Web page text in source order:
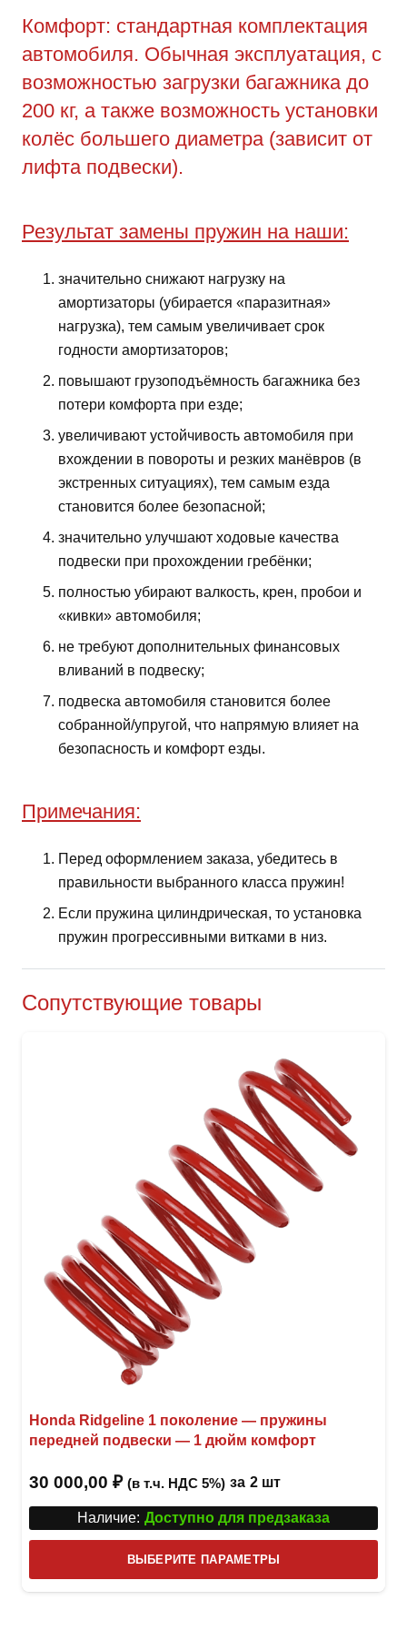
Комфорт: стандартная комплектация
автомобиля. Обычная эксплуатация, с
возможностью загрузки багажника до
200 кг, а также возможность установки
колёс большего диаметра (зависит от
лифта подвески).
Результат замены пружин на наши:
значительно снижают нагрузку на
амортизаторы (убирается «паразитная»
нагрузка), тем самым увеличивает срок
годности амортизаторов;
повышают грузоподъёмность багажника без
потери комфорта при езде;
увеличивают устойчивость автомобиля при
вхождении в повороты и резких манёвров (в
экстренных ситуациях), тем самым езда
становится более безопасной;
значительно улучшают ходовые качества
подвески при прохождении гребёнки;
полностью убирают валкость, крен, пробои и
«кивки» автомобиля;
не требуют дополнительных финансовых
вливаний в подвеску;
подвеска автомобиля становится более
собранной/упругой, что напрямую влияет на
безопасность и комфорт езды.
Примечания:
Перед оформлением заказа, убедитесь в
правильности выбранного класса пружин!
Если пружина цилиндрическая, то установка
пружин прогрессивными витками в низ.
Сопутствующие товары
Honda Ridgeline 1 поколение — пружины
передней подвески — 1 дюйм комфорт
30 000,00 ₽ (в т.ч. НДС 5%) за 2 шт
Наличие: Доступно для предзаказа
ВЫБЕРИТЕ ПАРАМЕТРЫ
товар